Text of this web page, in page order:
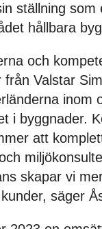
ställning som
hållbara
och
Valstar
inom
i byggnader.
att
skapar vi
säger